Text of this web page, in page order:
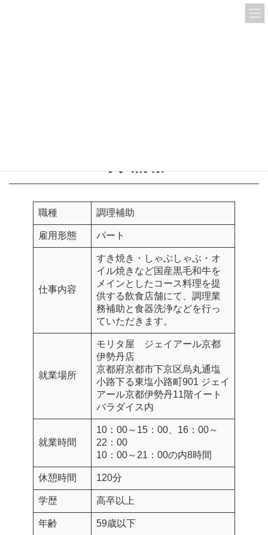
職種 調理補助
雇用形態 パート
仕事内容
すき焼き・しゃぶしゃぶ・オ
イル焼きなど国産黒毛和牛を
メインとしたコース料理を提
供する飲食店舗にて、調理業
務補助と食器洗浄などを行っ
ていただきます。
就業場所
モリタ屋 ジェイアール京都
伊勢丹店
京都府京都市下京区烏丸通塩
小路下る東塩小路町901 ジェイ
アール京都伊勢丹11階イート
バラダイス内
就業時間
10：00～15：00、16：00～
22：00
10：00～21：00の内8時間
休憩時間 120分
学歴 高卒以上
年齢 59歳以下